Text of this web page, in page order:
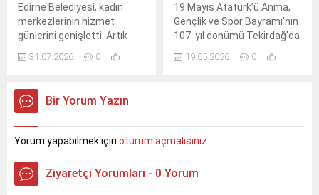
Edirne Belediyesi, kadın
merkezlerinin hizmet
günlerini genişletti. Artık
Babademirtaş ve
Merkezleri, Salı'dan
Cumartesi'ye 08.30-17.30
verecek. Ücretsiz spor
salonlarından psikolojik
danışmanlığa kadar birçok
hizmetten yararlanmak için
31.07.2026 0
19 Mayıs Atatürk’ü Anma,
Gençlik ve Spor Bayramı'nın
107. yıl dönümü Tekirdağ'da
Amfi Tiyatro'da düzenlenen
19.05.2026 0
Bir Yorum Yazın
Yorum yapabilmek için oturum açmalısınız
Ziyaretçi Yorumları - 0 Yorum